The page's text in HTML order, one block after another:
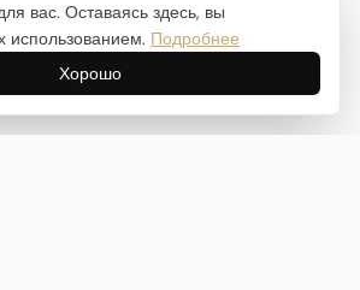
вас. Оставаясь здесь, вы
использованием. Подробнее
Хорошо